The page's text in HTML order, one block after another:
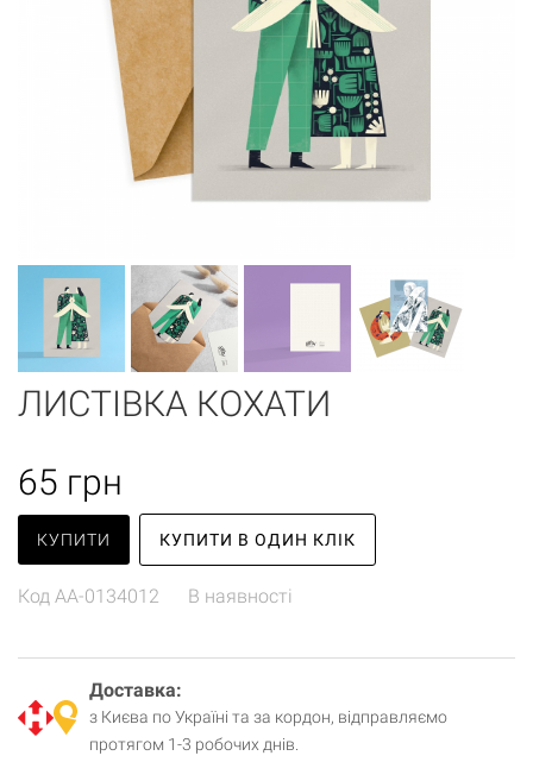
ЛИСТІВКА КОХАТИ
65 грн
КУПИТИ КУПИТИ В ОДИН КЛІК
Код AA-0134012 В наявності
Доставка:
з Києва по Україні та за кордон, відправляємо
протягом 1-3 робочих днів.